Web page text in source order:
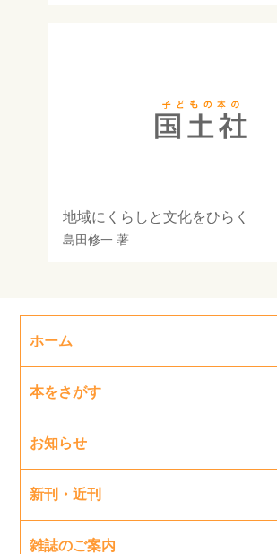
地域にくらしと文化をひらく
島田修一著
ホーム
本をさがす
お知らせ
新刊・近刊
雑誌のご案内